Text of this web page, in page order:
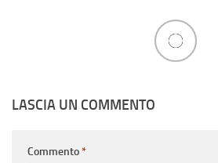
LASCIA UN COMMENTO
Commento*